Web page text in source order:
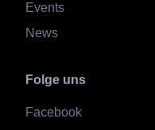
Events
News
Folge uns
Facebook